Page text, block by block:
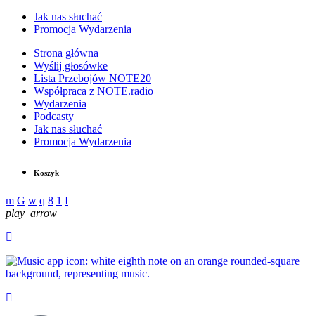
Jak nas słuchać
Promocja Wydarzenia
Strona główna
Wyślij głosówke
Lista Przebojów NOTE20
Współpraca z NOTE.radio
Wydarzenia
Podcasty
Jak nas słuchać
Promocja Wydarzenia
Koszyk
play_arrow